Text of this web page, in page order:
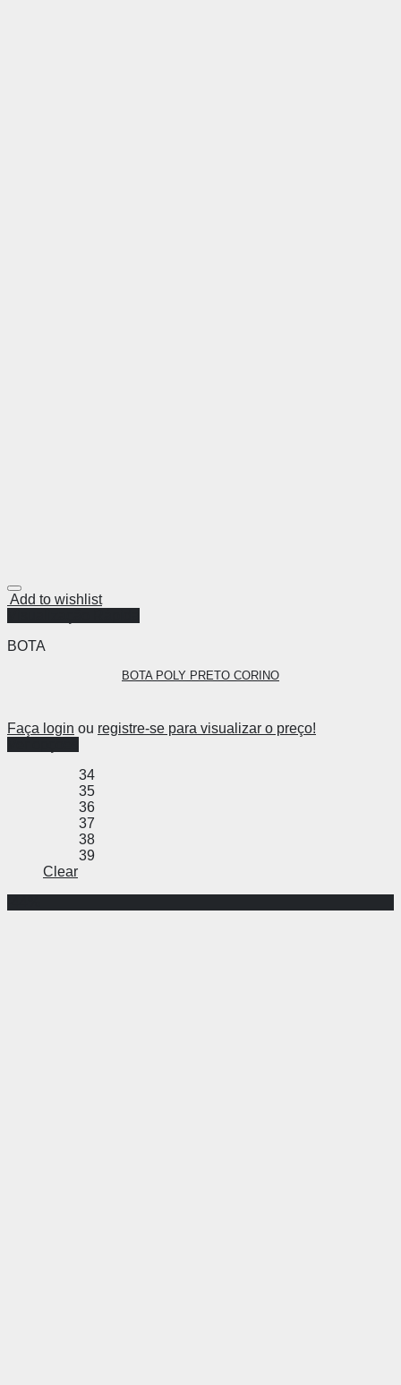
Add to wishlist
BOTA
BOTA POLY PRETO CORINO
Faça login ou registre-se para visualizar o preço!
34
35
36
37
38
39
Clear